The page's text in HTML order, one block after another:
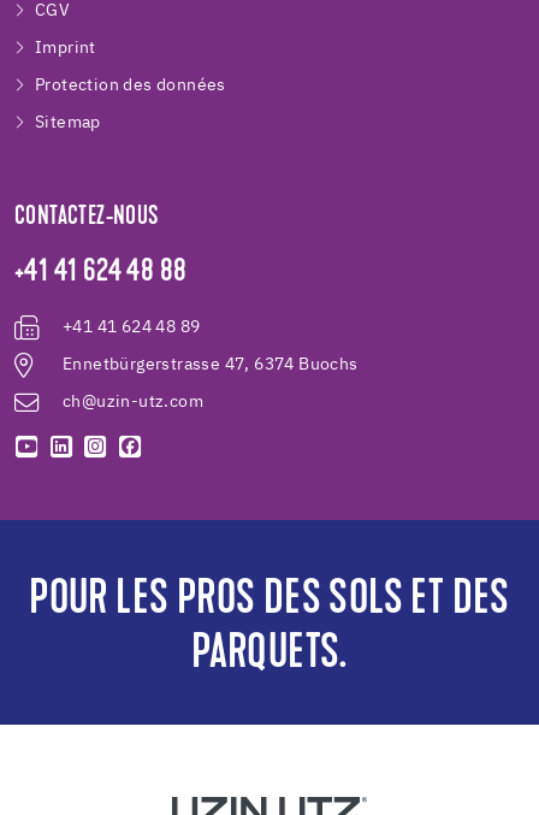
CGV
Imprint
Protection des données
Sitemap
CONTACTEZ-NOUS
+41 41 624 48 88
+41 41 624 48 89
Ennetbürgerstrasse 47, 6374 Buochs
ch@uzin-utz.com
POUR LES PROS DES SOLS ET DES
PARQUETS.